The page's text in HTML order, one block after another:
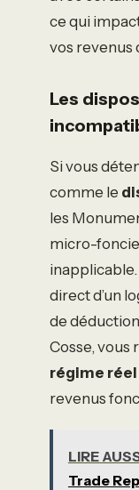
ce qui
vos revenus
Les
Si vous
comme le
les
micro-
direct d’un
de
Cosse, vous
régime réel
revenus
LIRE
Trade